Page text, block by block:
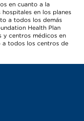
en cuanto a la
en los planes
a todos los demás
Health Plan
y centros médicos en
a todos los centros de